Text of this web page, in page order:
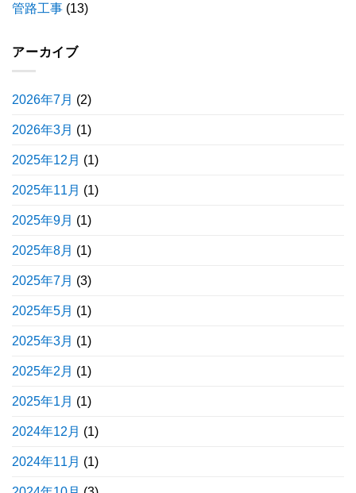
管路工事 (13)
アーカイブ
2026年7月 (2)
2026年3月 (1)
2025年12月 (1)
2025年11月 (1)
2025年9月 (1)
2025年8月 (1)
2025年7月 (3)
2025年5月 (1)
2025年3月 (1)
2025年2月 (1)
2025年1月 (1)
2024年12月 (1)
2024年11月 (1)